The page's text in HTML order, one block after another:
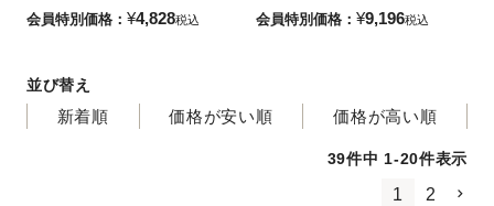
会員特別価格 ¥4,828税込 会員特別価格 ¥9,196税込
並び替え
価格が安い順 価格が高い順
新着順
39件中 1-20件表示
1 2